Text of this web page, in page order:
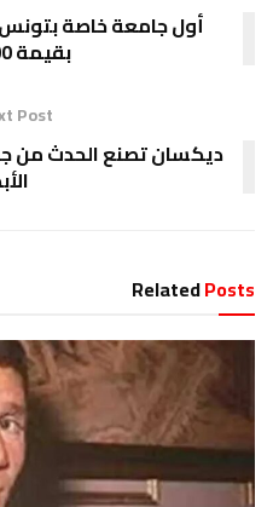
أول جامعة خاصة بتونس
بقيمة 2000 دينار
Post
ديكسان تصنع الحدث من
RelatedPosts